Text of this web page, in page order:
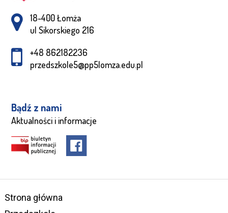
Adres pocztowy:
18-400 Łomża
ul Sikorskiego 216
+48 862182236
przedszkole5@pp5lomza.edu.pl
Bądź z nami
Aktualności i informacje
Strona główna